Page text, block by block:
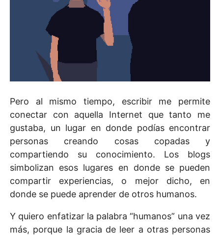
Pero al mismo tiempo, escribir me permite
conectar con aquella Internet que tanto me
gustaba, un lugar en donde podías encontrar
personas creando cosas copadas y
compartiendo su conocimiento. Los blogs
simbolizan esos lugares en donde se pueden
compartir experiencias, o mejor dicho, en
donde se puede aprender de otros humanos.
Y quiero enfatizar la palabra “humanos” una vez
más, porque la gracia de leer a otras personas